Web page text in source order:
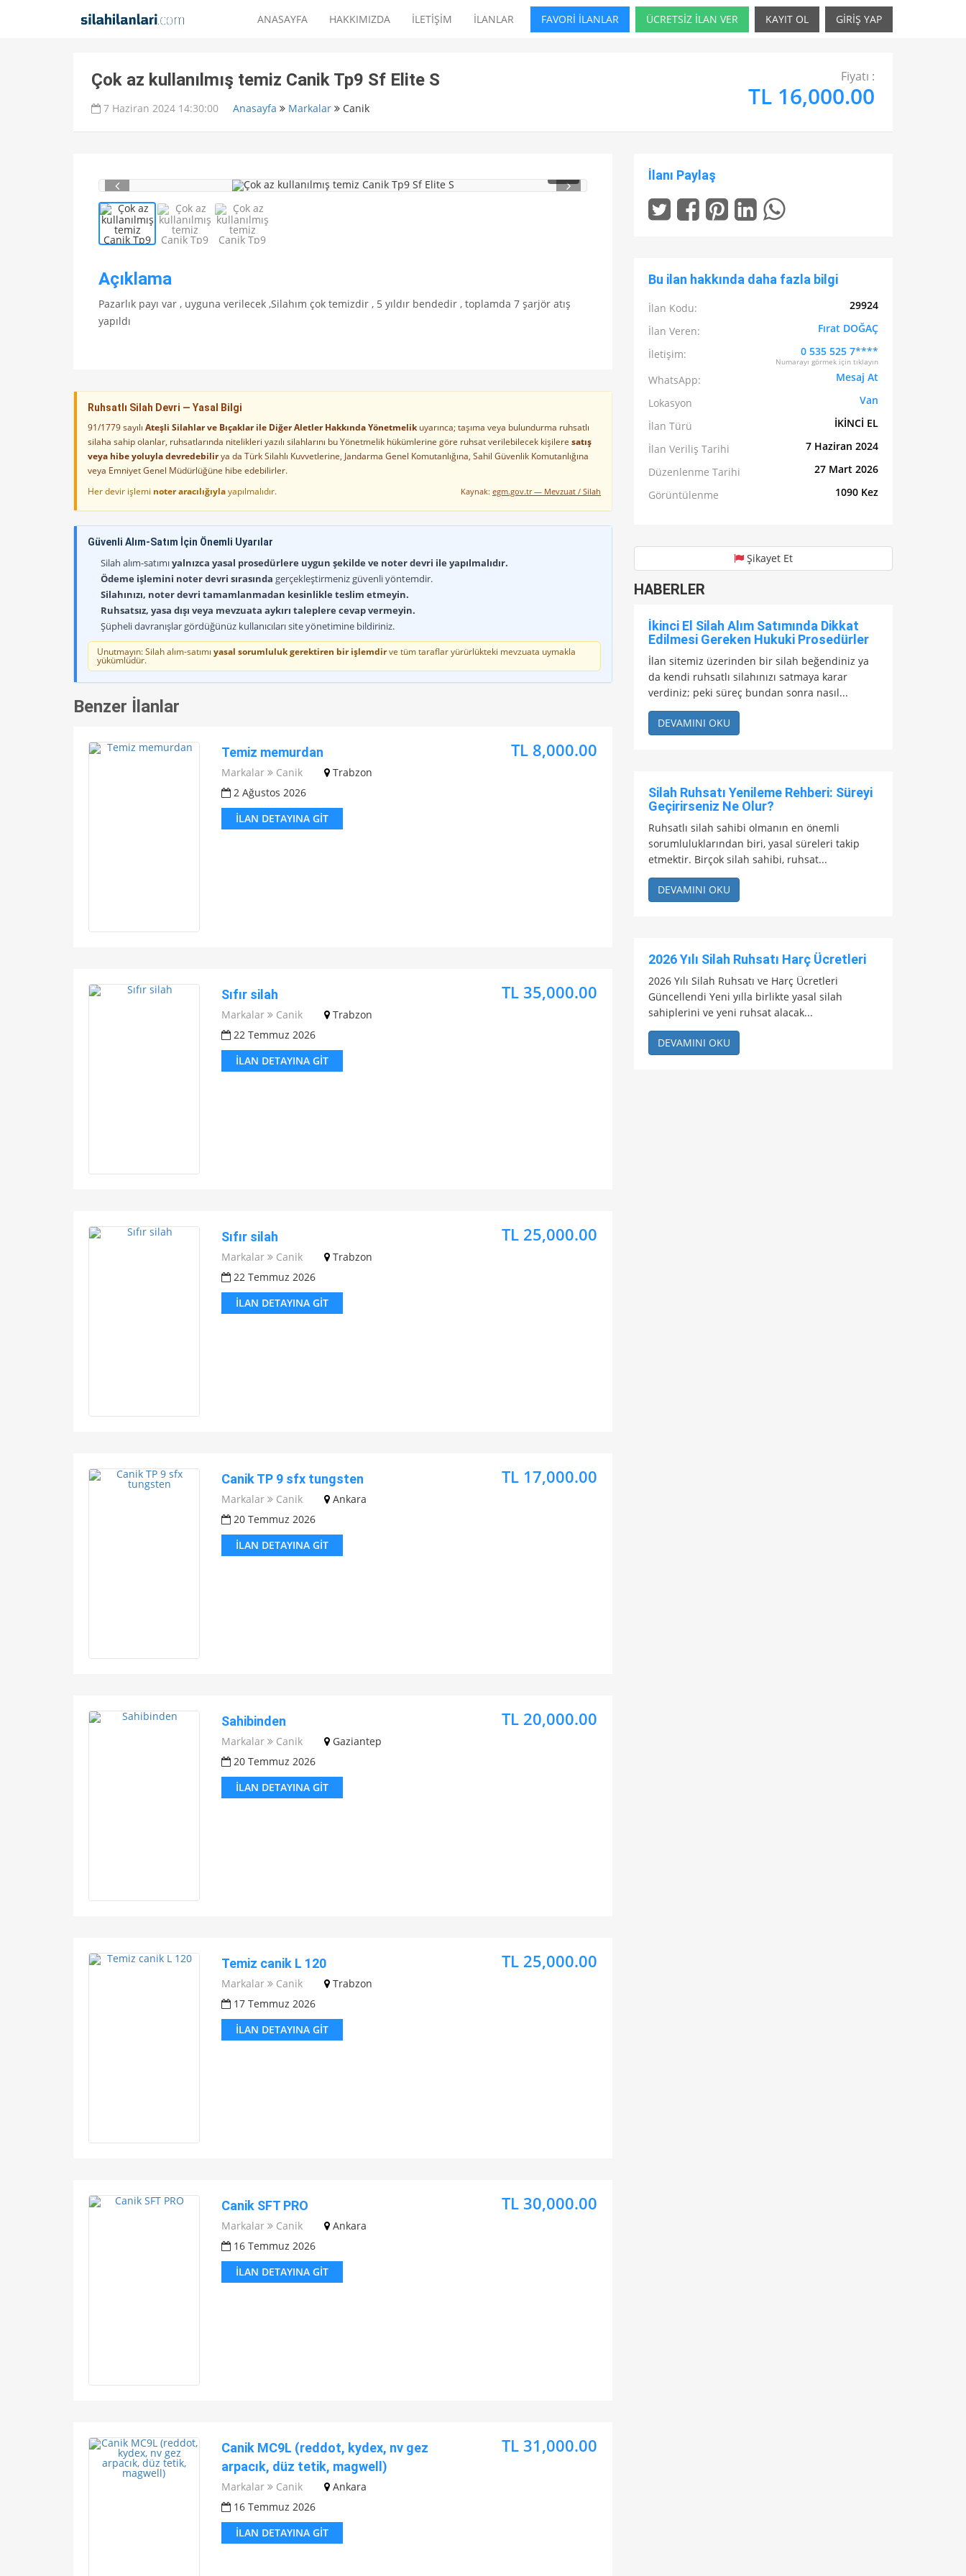
ANASAYFA HAKKIMIZDA İLETİŞİM İLANLAR FAVORİ İLANLAR ÜCRETSİZ İLAN VER KAYIT OL GİRİŞ YAP
Çok az kullanılmış temiz Canik Tp9 Sf Elite S
7 Haziran 2024 14:30:00 Anasayfa Markalar Canik
Fiyatı :
TL 16,000.00
1/ 3
Açıklama
Pazarlık payı var , uyguna verilecek ,Silahım çok temizdir , 5 yıldır bendedir , toplamda 7 şarjör atış
yapıldı
Ruhsatlı Silah Devri — Yasal Bilgi
91/1779 sayılı Ateşli Silahlar ve Bıçaklar ile Diğer Aletler Hakkında Yönetmelikuyarınca; taşıma veya bulundurma ruhsatlı
silaha sahip olanlar, ruhsatlarında nitelikleri yazılı silahlarını bu Yönetmelik hükümlerine göre ruhsat verilebilecek kişilere satış
veya hibe yoluyla devredebilirya da Türk Silahlı Kuvvetlerine, Jandarma Genel Komutanlığına, Sahil Güvenlik Komutanlığına
veya Emniyet Genel Müdürlüğüne hibe edebilirler.
Her devir işlemi noter aracılığıylayapılmalıdır. Kaynak: egm.gov.tr — Mevzuat / Silah
Güvenli Alım-Satım İçin Önemli Uyarılar
Silah alım-satımıyalnızca yasal prosedürlere uygun şekilde ve noter devri ile yapılmalıdır.
Ödeme işlemini noter devri sırasında gerçekleştirmeniz güvenli yöntemdir.
Silahınızı, noter devri tamamlanmadan kesinlikle teslim etmeyin.
Ruhsatsız, yasa dışı veya mevzuata aykırı taleplere cevap vermeyin.
Şüpheli davranışlar gördüğünüz kullanıcıları site yönetimine bildiriniz.
Unutmayın: Silah alım-satımı yasal sorumluluk gerektiren bir işlemdirve tüm taraflar yürürlükteki mevzuata uymakla
yükümlüdür.
Benzer İlanlar
Temiz memurdan
Markalar Canik
Trabzon
2 Ağustos 2026
İLAN DETAYINA GIT
TL 8,000.00
Sıfır silah
Markalar Canik
Trabzon
22 Temmuz 2026
İLAN DETAYINA GIT
TL 35,000.00
Sıfır silah
Markalar Canik
Trabzon
22 Temmuz 2026
İLAN DETAYINA GIT
TL 25,000.00
Canik TP 9 sfx tungsten
Markalar Canik
Ankara
20 Temmuz 2026
İLAN DETAYINA GIT
TL 17,000.00
Sahibinden
Markalar Canik
Gaziantep
20 Temmuz 2026
İLAN DETAYINA GIT
TL 20,000.00
Temiz canik L 120
Markalar Canik
Trabzon
17 Temmuz 2026
İLAN DETAYINA GIT
TL 25,000.00
Canik SFT PRO
Markalar Canik
Ankara
16 Temmuz 2026
İLAN DETAYINA GIT
TL 30,000.00
Canik MC9L (reddot, kydex, nv gez
arpacık, düz tetik, magwell)
Markalar Canik
Ankara
16 Temmuz 2026
İLAN DETAYINA GIT
TL 31,000.00
İlanı Paylaş
Bu ilan hakkında daha fazla bilgi
İlan Kodu:
29924
İlan Veren:
Fırat DOĞAÇ
İletişim:
0 535 525 7****
Numarayı görmek için tıklayın
WhatsApp:
Mesaj At
Lokasyon
Van
İlan Türü
İKİNCİ EL
İlan Veriliş Tarihi
7 Haziran 2024
Düzenlenme Tarihi
27 Mart 2026
Görüntülenme
1090 Kez
Şikayet Et
HABERLER
İkinci El Silah Alım Satımında Dikkat
Edilmesi Gereken Hukuki Prosedürler
İlan sitemiz üzerinden bir silah beğendiniz ya
da kendi ruhsatlı silahınızı satmaya karar
verdiniz; peki süreç bundan sonra nasıl...
DEVAMINI OKU
Silah Ruhsatı Yenileme Rehberi: Süreyi
Geçirirseniz Ne Olur?
Ruhsatlı silah sahibi olmanın en önemli
sorumluluklarından biri, yasal süreleri takip
etmektir. Birçok silah sahibi, ruhsat...
DEVAMINI OKU
2026 Yılı Silah Ruhsatı Harç Ücretleri
2026 Yılı Silah Ruhsatı ve Harç Ücretleri
Güncellendi Yeni yılla birlikte yasal silah
sahiplerini ve yeni ruhsat alacak...
DEVAMINI OKU